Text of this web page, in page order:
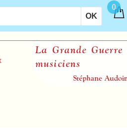
0
La Grande Guerre des
musiciens
Stéphane Audoin-Rouzeau